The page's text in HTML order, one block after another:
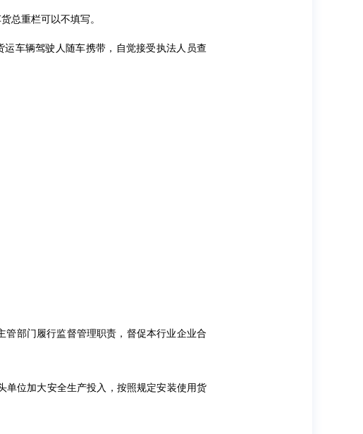
总重栏可以不填写。
车辆驾驶人随车携带，自觉接受执法人员查
部门履行监督管理职责，督促本行业企业合
位加大安全生产投入，按照规定安装使用货